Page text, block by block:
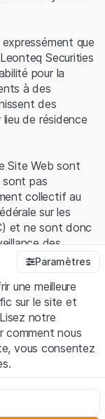
que
Securities
pour la
à des
des
de résidence
Site Web sont
sont pas
collectif au
sur les
et ne sont donc
des
auprès de la
par la LPCC.
juridiques
AG (ci-après
compris et que
les notes
veuillez-
Paramètres
une meilleure
sur le site et
notre
comment nous
vous consentez
du site